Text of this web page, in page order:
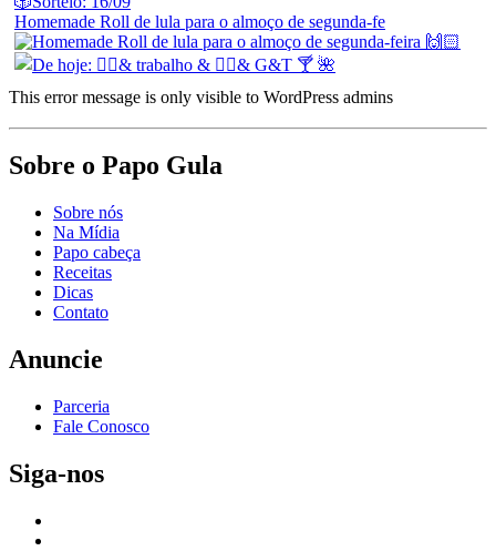
Homemade Roll de lula para o almoço de segunda-fe
This error message is only visible to WordPress admins
Sobre o Papo Gula
Sobre nós
Na Mídia
Papo cabeça
Receitas
Dicas
Contato
Anuncie
Parceria
Fale Conosco
Siga-nos